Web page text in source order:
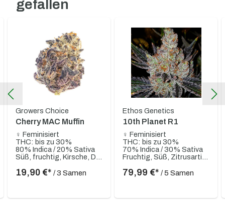
gefallen
Growers Choice
Cherry MAC Muffin
♀ Feminisiert
THC: bis zu 30%
80% Indica / 20% Sativa
19,90 €* / 3 Samen
Ethos Genetics
10th Planet R1
♀ Feminisiert
THC: bis zu 30%
70% Indica / 30% Sativa
79,99 €* / 5 Samen